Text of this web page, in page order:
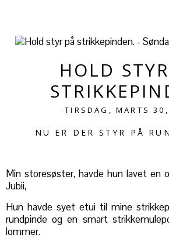
HOLD
TIRSDAG, MARTS
NU ER DER STYR PÅ
Min storesøster, havde hun lavet en
Jubii,
Hun havde syet etui til mine
rundpinde og en smart
lommer.